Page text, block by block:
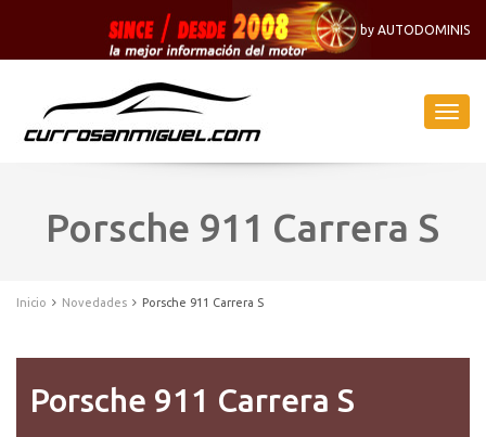
by AUTODOMINIS
Porsche 911 Carrera S
Inicio Novedades Porsche 911 Carrera S
Porsche 911 Carrera S